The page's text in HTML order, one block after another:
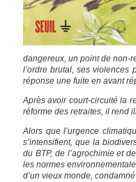
dangereux, un point de non-
l’ordre brutal, ses violences
réponse une fuite en avant
Après avoir court-circuité la
réforme des retraites, il rend
Alors que l’urgence
s’intensifient, que la
du BTP, de l’agrochimie et
les normes
d’un vieux monde,